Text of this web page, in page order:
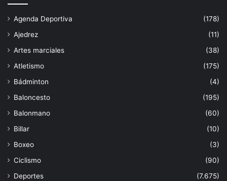
Agenda Deportiva
(178)
Ajedrez
(11)
Artes marciales
(38)
Atletismo
(175)
Bádminton
(4)
Baloncesto
(195)
Balonmano
(60)
Billar
(10)
Boxeo
(3)
Ciclismo
(90)
Deportes
(7.675)